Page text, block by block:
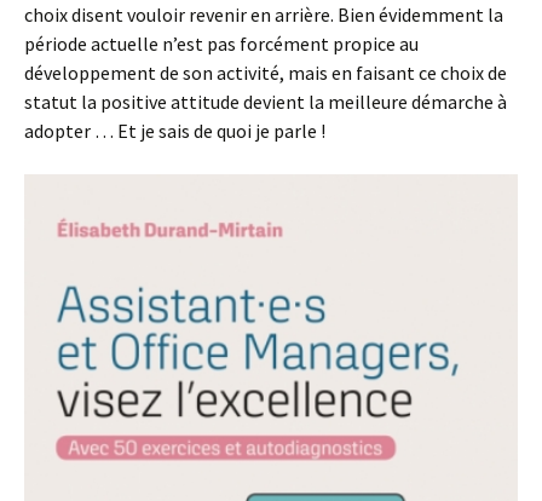
choix disent vouloir revenir en arrière. Bien évidemment la
période actuelle n’est pas forcément propice au
développement de son activité, mais en faisant ce choix de
statut la positive attitude devient la meilleure démarche à
adopter … Et je sais de quoi je parle !